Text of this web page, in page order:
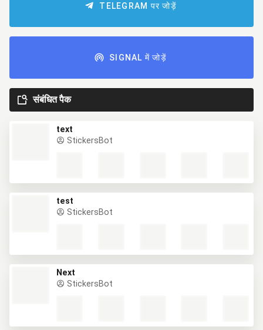
TELEGRAM पर जोड़ें
SIGNAL में जोड़ें
संबंधित पैक
text
StickersBot
test
StickersBot
Next
StickersBot